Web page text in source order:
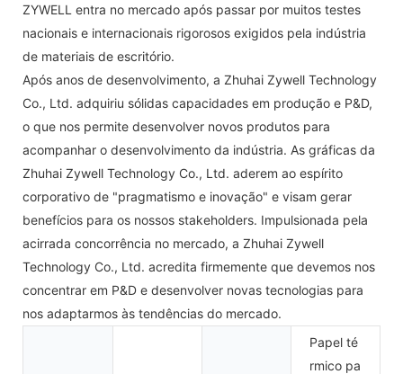
ZYWELL entra no mercado após passar por muitos testes
nacionais e internacionais rigorosos exigidos pela indústria
de materiais de escritório.
Após anos de desenvolvimento, a Zhuhai Zywell Technology
Co., Ltd. adquiriu sólidas capacidades em produção e P&D,
o que nos permite desenvolver novos produtos para
acompanhar o desenvolvimento da indústria. As gráficas da
Zhuhai Zywell Technology Co., Ltd. aderem ao espírito
corporativo de "pragmatismo e inovação" e visam gerar
benefícios para os nossos stakeholders. Impulsionada pela
acirrada concorrência no mercado, a Zhuhai Zywell
Technology Co., Ltd. acredita firmemente que devemos nos
concentrar em P&D e desenvolver novas tecnologias para
nos adaptarmos às tendências do mercado.
Papel té
rmico pa